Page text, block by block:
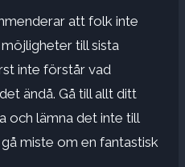
att folk inte
till sista
inte förstår vad
ändå. Gå till allt ditt
och lämna det inte till
miste om en fantastisk